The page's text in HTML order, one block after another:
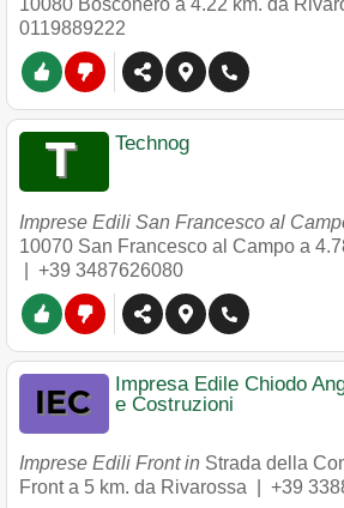
10080 Bosconero a 4.22 km. da
0119889222
Technog
Imprese Edili San Francesco al
10070 San Francesco al Campo a
+39 3487626080
Impresa Edile Chiodo
e Costruzioni
Imprese Edili Front in Strada della
Front a 5 km. da Rivarossa | +39